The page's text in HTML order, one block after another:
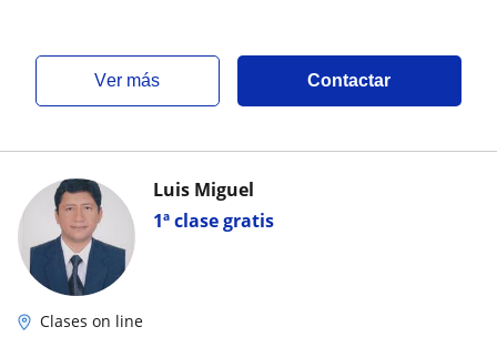
ver más Contactar
1ª clase gratis
Luis Miguel
Clases on line